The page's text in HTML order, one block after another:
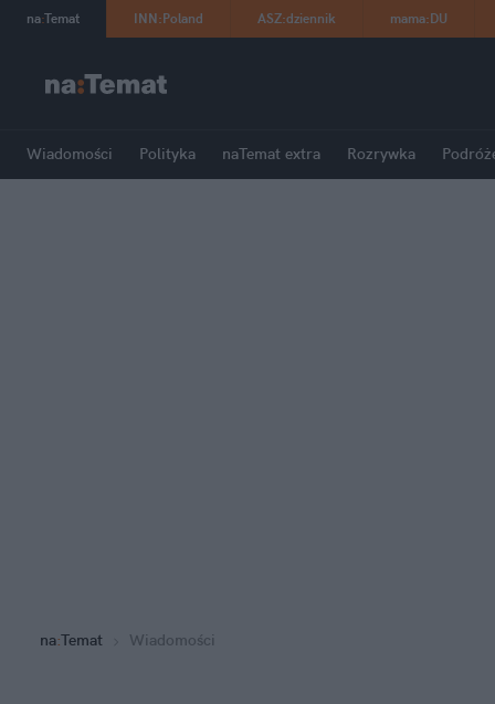
na:Temat INN:Poland ASZ:dziennik mama:DU
Wiadomości Polityka naTemat extra Rozrywka
na:Temat Wiadomości